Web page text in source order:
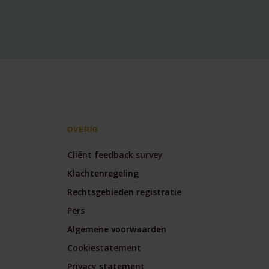
OVERIG
Cliënt feedback survey
Klachtenregeling
Rechtsgebieden registratie
Pers
Algemene voorwaarden
Cookiestatement
Privacy statement